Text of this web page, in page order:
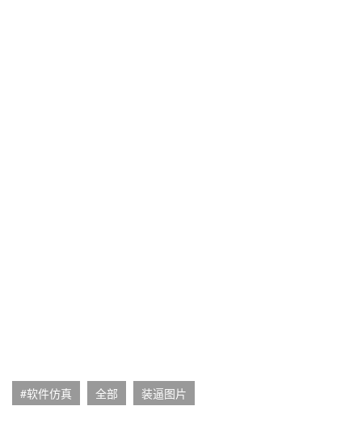
#软件仿真 全部 装逼图片